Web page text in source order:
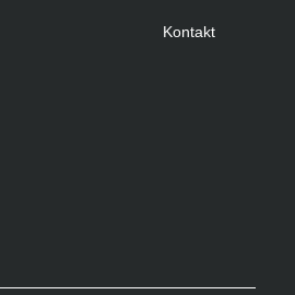
Kontakt